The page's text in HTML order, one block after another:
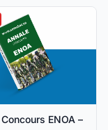
ENOA –